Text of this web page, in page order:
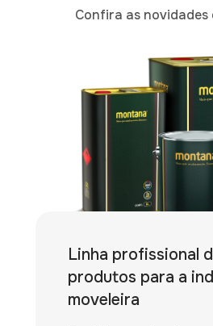
Confira as novidades
Linha profissional
produtos para a
moveleira